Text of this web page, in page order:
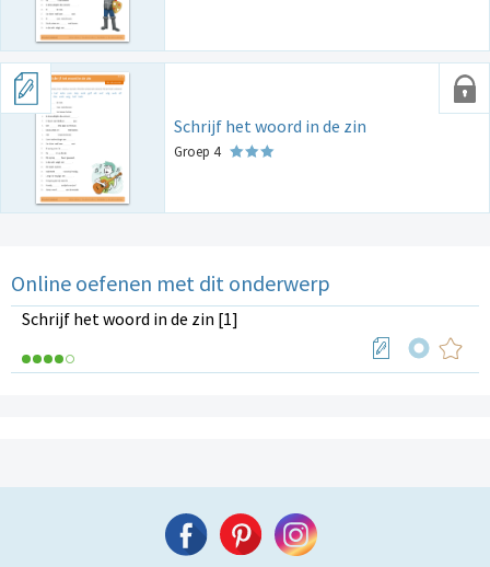
Schrijf het woord in de zin
Groep 4
Online oefenen met dit onderwerp
Schrijf het woord in de zin [1]